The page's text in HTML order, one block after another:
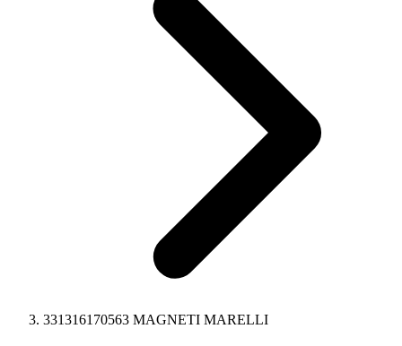
331316170563 MAGNETI MARELLI